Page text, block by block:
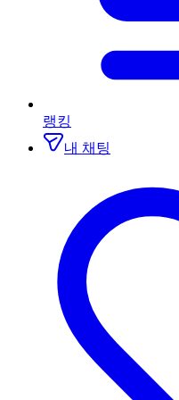
랭킹
내 채팅